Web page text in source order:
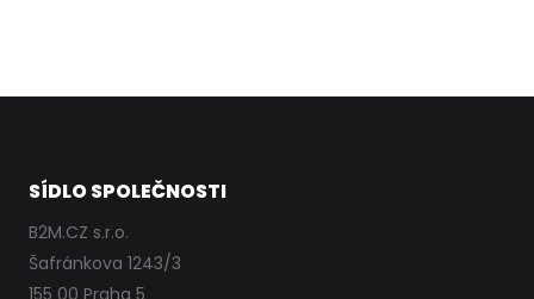
SÍDLO SPOLEČNOSTI
B2M.CZ s.r.o.
Šafránkova 1243/3
155 00 Praha 5